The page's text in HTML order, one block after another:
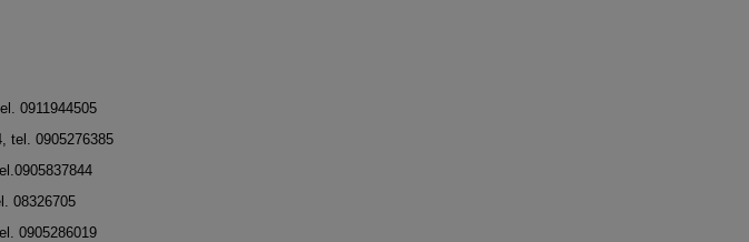
0911944505
tel. 0905276385
08326705
0905286019